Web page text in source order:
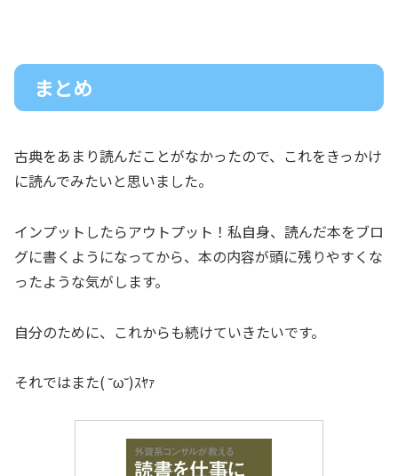
まとめ
古典をあまり読んだことがなかったので、これをきっかけ
に読んでみたいと思いました。
インプットしたらアウトプット！私自身、読んだ本をブロ
グに書くようになってから、本の内容が頭に残りやすくな
ったような気がします。
自分のために、これからも続けていきたいです。
それではまた( ˘ω˘)ｽﾔｧ